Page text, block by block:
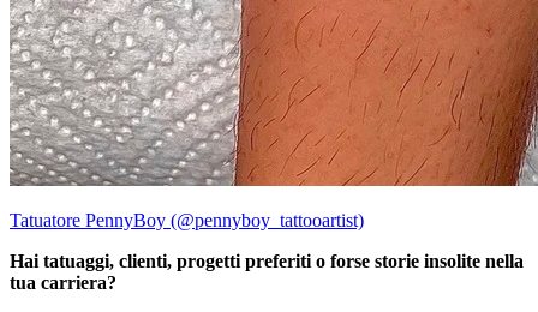
Tatuatore PennyBoy (@pennyboy_tattooartist)
Hai tatuaggi, clienti, progetti preferiti o forse storie insolite nella
tua carriera?